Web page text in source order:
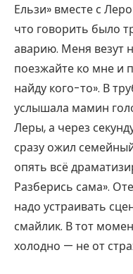
Ельзи» вместе с
что говорить было
аварию. Меня везут
поезжайте ко мне и
найду кого-то». В
услышала мамин
Леры, а через
сразу ожил
опять всё
Разберись сама».
надо устраивать
смайлик. В тот
холодно — не от